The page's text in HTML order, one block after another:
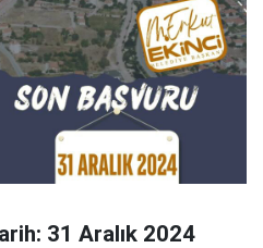
31 Aralık 2024